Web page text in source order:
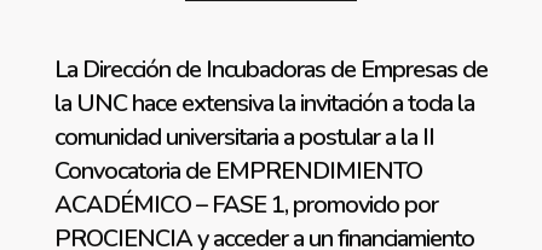
La Dirección de Incubadoras de Empresas de
la UNC hace extensiva la invitación a toda la
comunidad universitaria a postular a la II
Convocatoria de EMPRENDIMIENTO
ACADÉMICO – FASE 1, promovido por
PROCIENCIA y acceder a un financiamiento